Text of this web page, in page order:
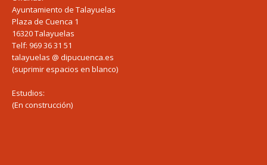
Ayuntamiento de Talayuelas
Plaza de Cuenca 1
16320 Talayuelas
Telf: 969 36 31 51
talayuelas @ dipucuenca.es
(suprimir espacios en blanco)
Estudios:
(En construcción)